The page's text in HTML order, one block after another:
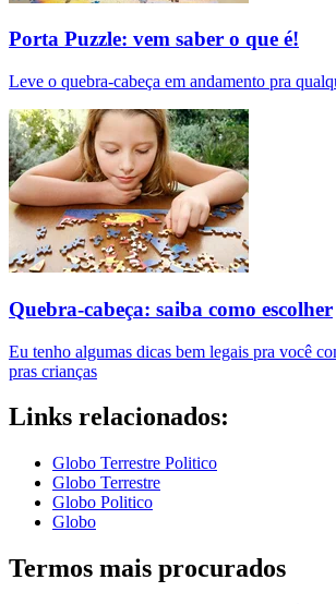
Porta Puzzle: vem saber o que é!
Leve o quebra-cabeça em andamento pra
Quebra-cabeça: saiba como escolher
Eu tenho algumas dicas bem legais pra você
pras crianças
Links relacionados:
Globo Terrestre Politico
Globo Terrestre
Globo Politico
Globo
Termos mais procurados